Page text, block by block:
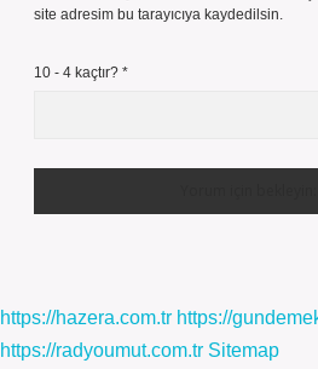
site adresim bu tarayıcıya kaydedilsin.
10 - 4 kaçtır? *
https://hazera.com.tr https://
https://radyoumut.com.tr Sitemap